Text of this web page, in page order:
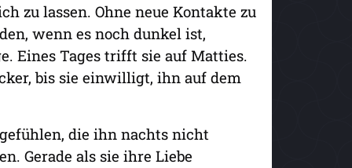
zu lassen. Ohne neue Kontakte zu
wenn es noch dunkel ist,
Eines Tages trifft sie auf Matties.
bis sie einwilligt, ihn auf dem
die ihn nachts nicht
Gerade als sie ihre Liebe